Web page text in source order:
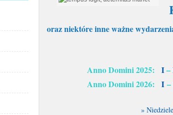
oraz niektóre inne ważne
Anno Domini 2025:I–
Anno Domini 2026:I –
»